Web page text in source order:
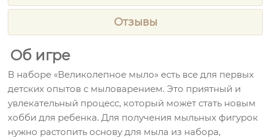
Отзывы
Об игре
В наборе «Великолепное мыло» есть все для первых
детских опытов с мыловарением. Это приятный и
увлекательный процесс, который может стать новым
хобби для ребенка. Для получения мыльных фигурок
нужно растопить основу для мыла из набора,